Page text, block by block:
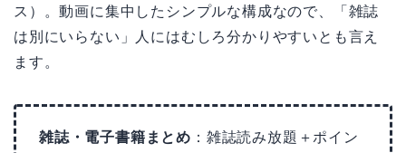
ス）。動画に集中したシンプルな構成なので、「雑誌
は別にいらない」人にはむしろ分かりやすいとも言え
ます。
雑誌・電子書籍まとめ ：雑誌読み放題＋ポイン